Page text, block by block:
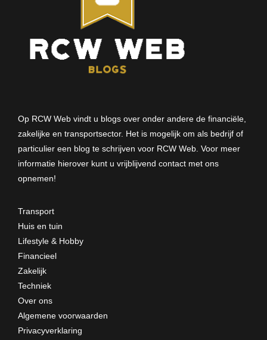
Op RCW Web vindt u blogs over onder andere de financiële,
zakelijke en transportsector. Het is mogelijk om als bedrijf of
particulier een blog te schrijven voor RCW Web. Voor meer
informatie hierover kunt u vrijblijvend contact met ons
opnemen!
Transport
Huis en tuin
Lifestyle & Hobby
Financieel
Zakelijk
Techniek
Over ons
Algemene voorwaarden
Privacyverklaring